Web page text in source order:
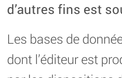
d’autres fins est
Les bases de
dont l’éditeur est